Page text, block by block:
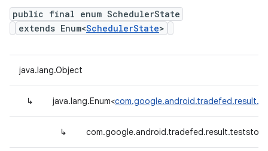
public final enum SchedulerState
extends Enum<SchedulerState>
java.lang.Object
↳ java.lang.Enum<
↳